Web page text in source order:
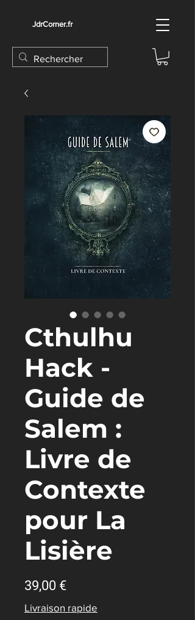
JdrCorner.fr
Cthulhu
Hack -
Guide de
Salem :
Livre de
Contexte
pour La
Lisière
39,00 €Prix
Livraison rapide